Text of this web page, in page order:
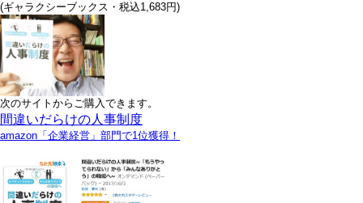
(ギャラクシーブックス・税込1,683円)
次のサイトからご購入できます。
間違いだらけの人事制度
amazon「企業経営」部門で1位獲得！